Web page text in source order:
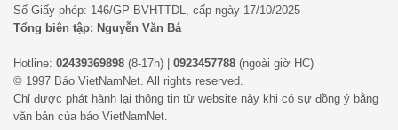
Số Giấy phép: 146/GP-BVHTTDL, cấp ngày 17/10/2025
Tổng biên tập: Nguyễn Văn Bá
Hotline: 02439369898 (8-17h) | 0923457788 (ngoài giờ HC)
© 1997 Báo VietNamNet. All rights reserved.
Chỉ được phát hành lại thông tin từ website này khi có sự đồng ý bằng
văn bản của báo VietNamNet.